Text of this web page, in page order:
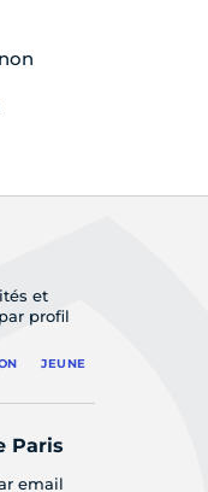
et
profil
JEUNE
Paris
email